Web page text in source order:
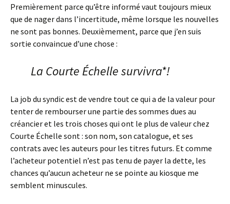
Premièrement parce qu’être informé vaut toujours mieux
que de nager dans l’incertitude, même lorsque les nouvelles
ne sont pas bonnes. Deuxièmement, parce que j’en suis
sortie convaincue d’une chose :
La Courte Échelle survivra*!
La job du syndic est de vendre tout ce qui a de la valeur pour
tenter de rembourser une partie des sommes dues au
créancier et les trois choses qui ont le plus de valeur chez
Courte Échelle sont : son nom, son catalogue, et ses
contrats avec les auteurs pour les titres futurs. Et comme
l’acheteur potentiel n’est pas tenu de payer la dette, les
chances qu’aucun acheteur ne se pointe au kiosque me
semblent minuscules.